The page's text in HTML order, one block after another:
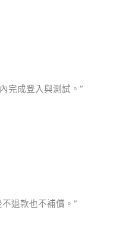
完成登入與測試。”
退款也不補償。”